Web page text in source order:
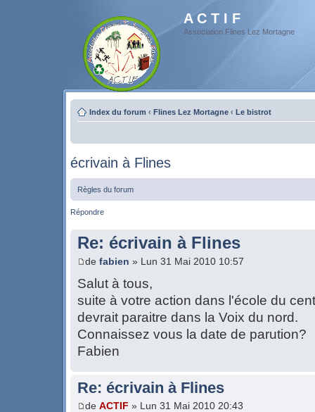
A C T I F
Association Flines Lez Mortagne
Index du forum ‹ Flines Lez Mortagne ‹ Le bistrot
écrivain à Flines
Règles du forum
Répondre
Re: écrivain à Flines
de fabien » Lun 31 Mai 2010 10:57
Salut à tous,
suite à votre action dans l'école du
devrait paraitre dans la Voix du nord.
Connaissez vous la date de parution?
Fabien
Re: écrivain à Flines
de ACTIF » Lun 31 Mai 2010 20:43